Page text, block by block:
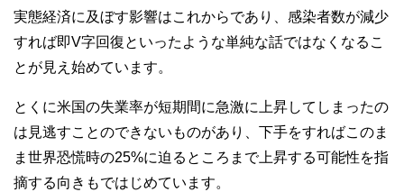
実態経済に及ぼす影響はこれからであり、感染者数が減少
すれば即V字回復といったような単純な話ではなくなるこ
とが見え始めています。
とくに米国の失業率が短期間に急激に上昇してしまったの
は見逃すことのできないものがあり、下手をすればこのま
ま世界恐慌時の25%に迫るところまで上昇する可能性を指
摘する向きもではじめています。